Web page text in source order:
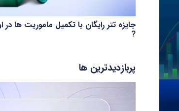
جایزه تتر رایگان با تکمیل ماموریت ها
?
پربازدیدترین ها